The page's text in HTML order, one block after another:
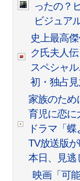
ったの？
ビジュア
史上最高
ク氏夫人
スペシャ
初・独占
家族のため
育児に恋に
ドラマ「
TV放送版が
本日、見逃
映画「可